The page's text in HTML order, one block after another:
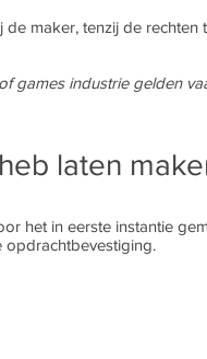
maker, tenzij de
games industrie gelden
laten
het in eerste instantie